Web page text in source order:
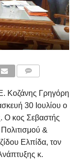
Κοζάνης Γρηγόρη
30 Ιουλίου ο
Ο κος Σεβαστής
&
Ελπίδα, τον
κ.